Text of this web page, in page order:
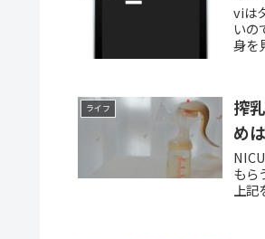
viは
いの
身を
ライフ
搾
め
もら
上